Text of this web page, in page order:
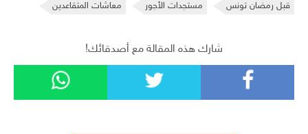
قبل رمضان تونس مستجدات الأجور معاشات المتقاعدين
شارك هذه المقالة مع أصدقائك!